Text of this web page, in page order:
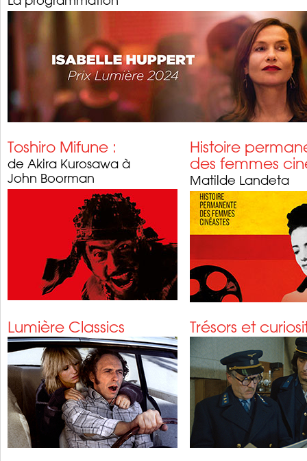
Toshiro Mifune :
de Akira Kurosawa à
John Boorman
Histoire
des femmes
Matilde Landeta
Lumière Classics Trésors et